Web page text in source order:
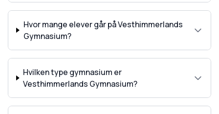
Hvor mange elever går på Vesthimmerlands
Gymnasium?
Hvilken type gymnasium er
Vesthimmerlands Gymnasium?